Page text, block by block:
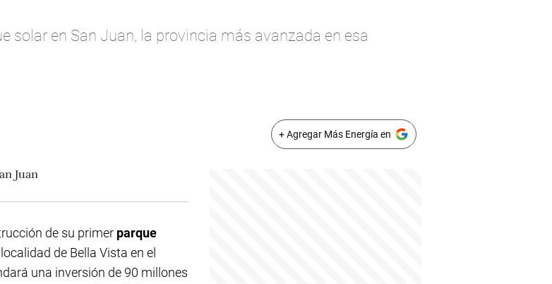
solar en San Juan, la provincia más avanzada en esa
+ Agregar Más Energía en
de su primer parque
de Bella Vista en el
una inversión de 90 millones